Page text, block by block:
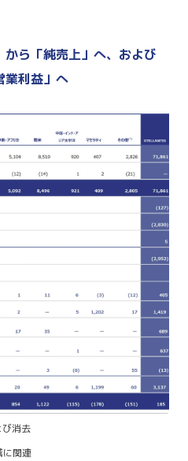
から「純売上」へ、および
業利益」へ
消去
に関連